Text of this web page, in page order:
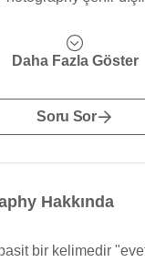
Daha Fazla Göster
Soru Sor
Hakkında
bir kelimedir